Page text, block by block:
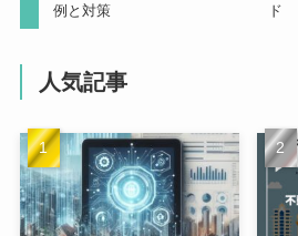
例と対策
ド
人気記事